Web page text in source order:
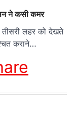
ने कसी कमर
तीसरी लहर को देखते
कराने…